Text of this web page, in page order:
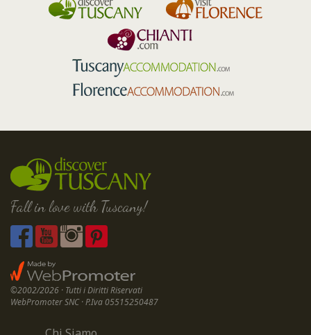
Fall in love with Tuscany!
©2002/2026 · Tutti i Diritti Riservati
WebPromoter SNC · P.Iva 05515250487